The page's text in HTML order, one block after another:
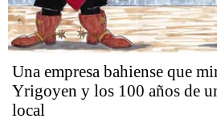
Una empresa bahiense que
Yrigoyen y los 100 años de
local